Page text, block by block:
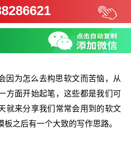
因为怎么去构思软文而苦恼，从
方面开始起笔，这些都是我们可
就来分享我们常常会用到的软文
之后有一个大致的写作思路。